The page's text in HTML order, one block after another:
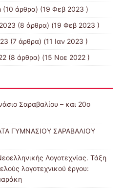
(10 άρθρα) (19 Φεβ 2023 )
(8 άρθρα) (19 Φεβ 2023 )
(7 άρθρα) (11 Ιαν 2023 )
(8 άρθρα) (15 Νοε 2022 )
Σαραβαλίου – και 20ο
ΓΥΜΝΑΣΙΟΥ ΣΑΡΑΒΑΛΙΟΥ
Λογοτεχνίας. Τάξη
λογοτεχνικού έργου: